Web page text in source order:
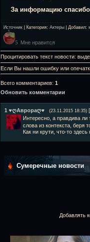
За информацию спасибо
Источник Категория: Актеры Добавил:
5 Мне нравится
Процитировать текст новости:
Если Вы нашли ошибку или
Всего комментариев: 1
Обновить комментарии
1 ♥ღАврораღ♥ (23.11.2015 18:35) [
Интересно, а правдива ли
слова из контекста, беря
Как ни крути, что-то здесь
Сумеречные новости
Добавлять